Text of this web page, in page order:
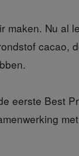
maken. Nu al
cacao,
eerste Best